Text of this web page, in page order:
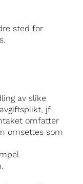
sted for
av slike
jf.
omfatter
omsettes som